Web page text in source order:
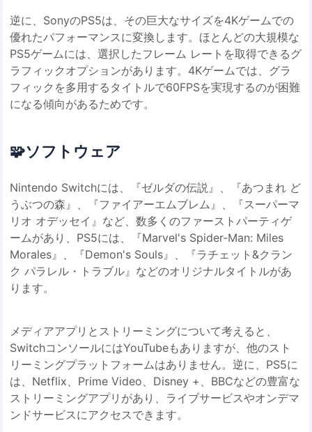
逆に、SonyのPS5は、その巨大なサイズを4Kゲームでの
優れたパフォーマンスに変換します。ほとんどの大規模な
PS5ゲームには、選択したフレーム レートを取得できるグ
ラフィックオプションがあります。4Kゲームでは、グラ
フィックを多用するタイトルで60FPSを実現するのが困難
になる傾向があるためです。
🧩ソフトウェア
Nintendo Switchには、『ゼルダの伝説』、『あつまれ ど
うぶつの森』、『ファイアーエムブレム』、『スーパーマ
リオ オデッセイ』など、数多くのファーストパーティゲ
ームがあり、PS5には、『Marvel's Spider-Man: Miles
Morales』、『Demon's Souls』、『ラチェット&クラン
ク パラレル・トラブル』などのオリジナルタイトルがあ
ります。
メディアアプリとストリーミングについて考えると、
SwitchコンソールにはYouTubeもありますが、他のスト
リーミングプラットフォームはありません。逆に、PS5に
は、Netflix、Prime Video、Disney +、BBCなどの豊富な
ストリーミングアプリがあり、ライブサービスやオンデマ
ンドサービスにアクセスできます。